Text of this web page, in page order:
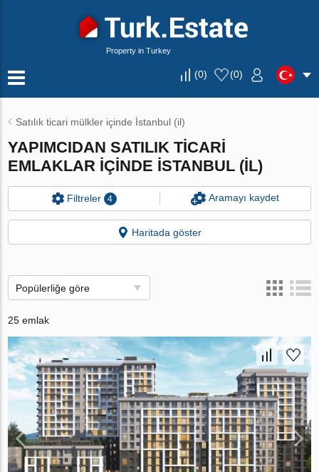
Property in Turkey
(0) (0)
Satılık ticari mülkler içinde İstanbul (il)
YAPIMCIDAN SATILIK TICARI
EMLAKLAR IÇINDE İSTANBUL (IL)
Filtreler 4 Aramayı kaydet
Haritada göster
Popülerliğe göre
25 emlak